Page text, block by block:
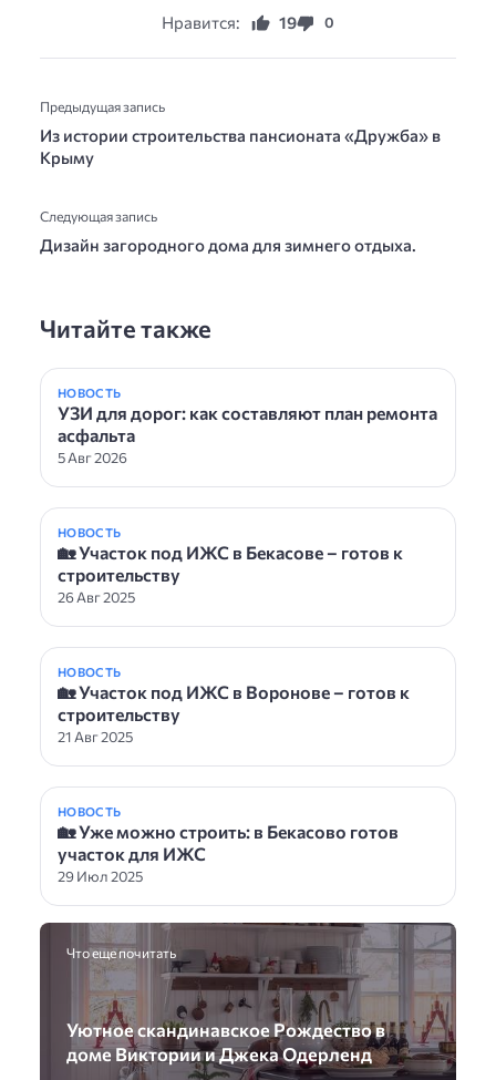
Нравится: 19 0
Предыдущая запись
Из истории строительства пансионата «Дружба» в
Крыму
Следующая запись
Дизайн загородного дома для зимнего отдыха.
Читайте также
НОВОСТЬ
УЗИ для дорог: как составляют план ремонта
асфальта
5 Авг 2026
НОВОСТЬ
🏡 Участок под ИЖС в Бекасове – готов к
строительству
26 Авг 2025
НОВОСТЬ
🏡 Участок под ИЖС в Воронове – готов к
строительству
21 Авг 2025
НОВОСТЬ
🏡 Уже можно строить: в Бекасово готов
участок для ИЖС
29 Июл 2025
Что еще почитать
Уютное скандинавское Рождество в
доме Виктории и Джека Одерленд